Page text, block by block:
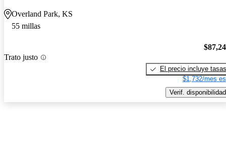
Overland Park, KS
55 millas
Trato justo
El precio incluye tasas
$1,732/mes
Verif. disponibilidad